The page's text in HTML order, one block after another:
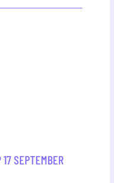
17 SEPTEMBER